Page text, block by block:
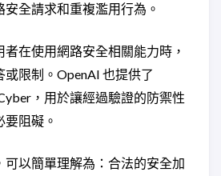
全請求和重複濫用行為。
在使用網路安全相關能力時，
限制。OpenAI 也提供了
，用於讓經過驗證的防禦性
阻礙。
可以簡單理解為：合法的安全加